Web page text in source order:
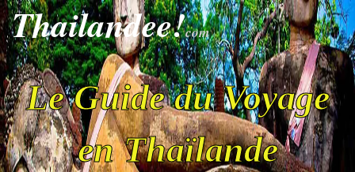
Thailandee!com
Le Guide du Voyage
en Thaïlande